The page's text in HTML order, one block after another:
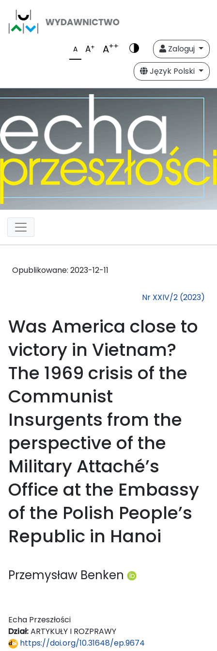
A A+ A++
Zaloguj
Język Polski
Opublikowane: 2023-12-11
Nr XXIV/2 (2023)
Was America close to
victory in Vietnam?
The 1969 crisis of the
Communist
Insurgents from the
perspective of the
Military Attaché’s
Office at the Embassy
of the Polish People’s
Republic in Hanoi
Przemysław Benken
Echa Przeszłości
Dział:ARTYKUŁY I ROZPRAWY
https://doi.org/10.31648/ep.9674